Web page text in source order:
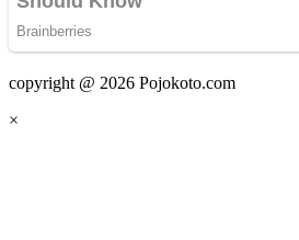
copyright @ 2026 Pojokoto.com
×